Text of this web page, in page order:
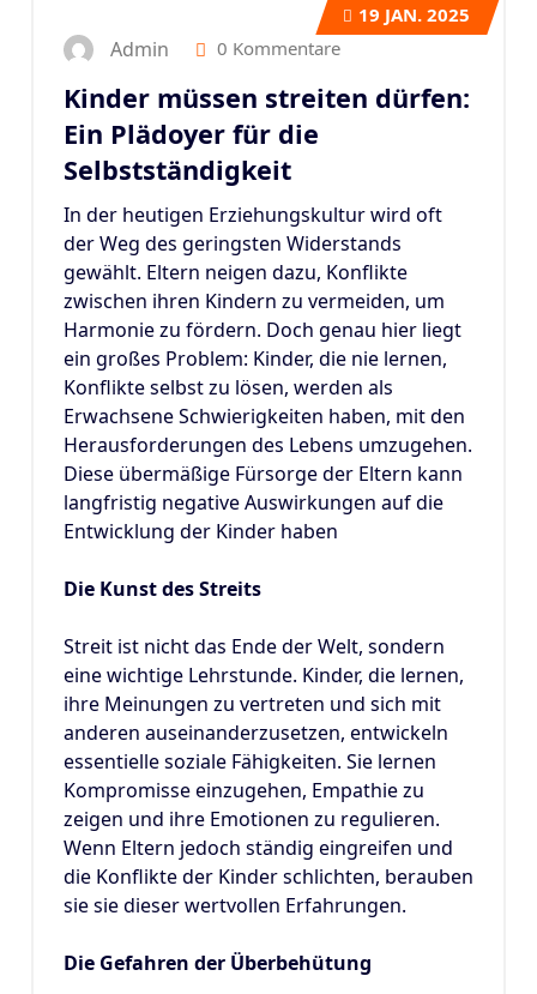
19 JAN. 2025
Admin 0 Kommentare
Kinder müssen streiten dürfen:
Ein Plädoyer für die
Selbstständigkeit
In der heutigen Erziehungskultur wird oft
der Weg des geringsten Widerstands
gewählt. Eltern neigen dazu, Konflikte
zwischen ihren Kindern zu vermeiden, um
Harmonie zu fördern. Doch genau hier liegt
ein großes Problem: Kinder, die nie lernen,
Konflikte selbst zu lösen, werden als
Erwachsene Schwierigkeiten haben, mit den
Herausforderungen des Lebens umzugehen.
Diese übermäßige Fürsorge der Eltern kann
langfristig negative Auswirkungen auf die
Entwicklung der Kinder haben
Die Kunst des Streits
Streit ist nicht das Ende der Welt, sondern
eine wichtige Lehrstunde. Kinder, die lernen,
ihre Meinungen zu vertreten und sich mit
anderen auseinanderzusetzen, entwickeln
essentielle soziale Fähigkeiten. Sie lernen
Kompromisse einzugehen, Empathie zu
zeigen und ihre Emotionen zu regulieren.
Wenn Eltern jedoch ständig eingreifen und
die Konflikte der Kinder schlichten, berauben
sie sie dieser wertvollen Erfahrungen.
Die Gefahren der Überbehütung